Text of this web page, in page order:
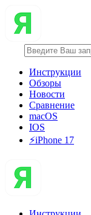
Инструкции
Обзоры
Новости
Сравнение
macOS
IOS
⚡️iPhone 17